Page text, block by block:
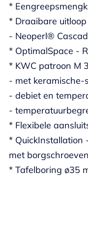
*
* Draaibare uitloop
- Neoperl®
* OptimalSpace -
* KWC patroon M
- met keramische-
- debiet en
-
* Flexibele
* QuickInstallation
met borgschroeven
* Tafelboring ø35